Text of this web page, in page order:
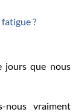
?
jours que nous
nous vraiment